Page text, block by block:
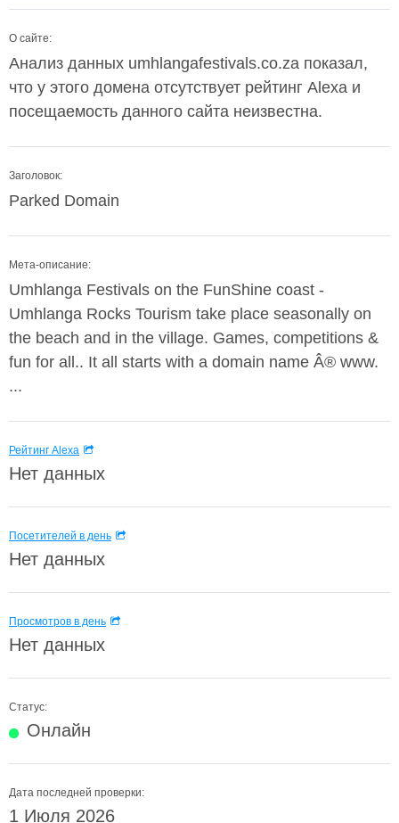
О сайте:
Анализ данных umhlangafestivals.co.za показал,
что у этого домена отсутствует рейтинг Alexa и
посещаемость данного сайта неизвестна.
Заголовок:
Parked Domain
Мета-описание:
Umhlanga Festivals on the FunShine coast -
Umhlanga Rocks Tourism take place seasonally on
the beach and in the village. Games, competitions &
fun for all.. It all starts with a domain name Â® www.
...
Рейтинг Alexa
Нет данных
Посетителей в день
Нет данных
Просмотров в день
Нет данных
Статус:
Онлайн
Дата последней проверки:
1 Июля 2026